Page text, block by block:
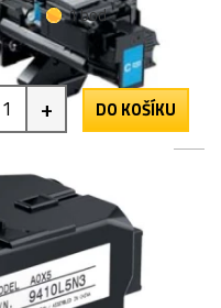
1 bod
+ DO KOŠÍKU